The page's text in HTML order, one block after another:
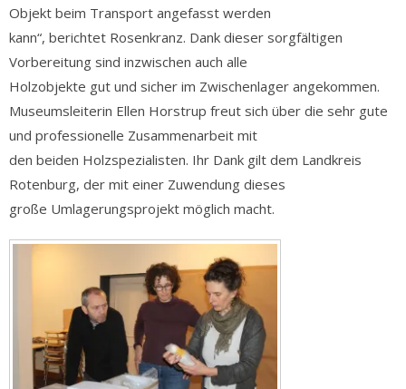
Objekt beim Transport angefasst werden
kann“, berichtet Rosenkranz. Dank dieser sorgfältigen
Vorbereitung sind inzwischen auch alle
Holzobjekte gut und sicher im Zwischenlager angekommen.
Museumsleiterin Ellen Horstrup freut sich über die sehr gute
und professionelle Zusammenarbeit mit
den beiden Holzspezialisten. Ihr Dank gilt dem Landkreis
Rotenburg, der mit einer Zuwendung dieses
große Umlagerungsprojekt möglich macht.